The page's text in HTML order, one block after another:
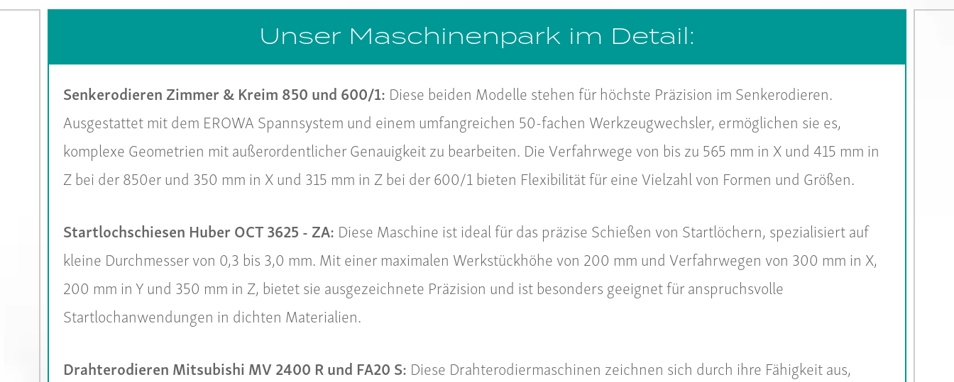
Unser Maschinenpark im Detail:
Senkerodieren Zimmer & Kreim 850 und 600/1: Diese beiden Modelle stehen für höchste Präzision im Senkerodieren.
Ausgestattet mit dem EROWA Spannsystem und einem umfangreichen 50-fachen Werkzeugwechsler, ermöglichen sie es,
komplexe Geometrien mit außerordentlicher Genauigkeit zu bearbeiten. Die Verfahrwege von bis zu 565 mm in X und 415 mm in
Z bei der 850er und 350 mm in X und 315 mm in Z bei der 600/1 bieten Flexibilität für eine Vielzahl von Formen und Größen.
Startlochschiesen Huber OCT 3625 - ZA: Diese Maschine ist ideal für das präzise Schießen von Startlöchern, spezialisiert auf
kleine Durchmesser von 0,3 bis 3,0 mm. Mit einer maximalen Werkstückhöhe von 200 mm und Verfahrwegen von 300 mm in X,
200 mm in Y und 350 mm in Z, bietet sie ausgezeichnete Präzision und ist besonders geeignet für anspruchsvolle
Startlochanwendungen in dichten Materialien.
Drahterodieren Mitsubishi MV 2400 R und FA20 S: Diese Drahterodiermaschinen zeichnen sich durch ihre Fähigkeit aus,